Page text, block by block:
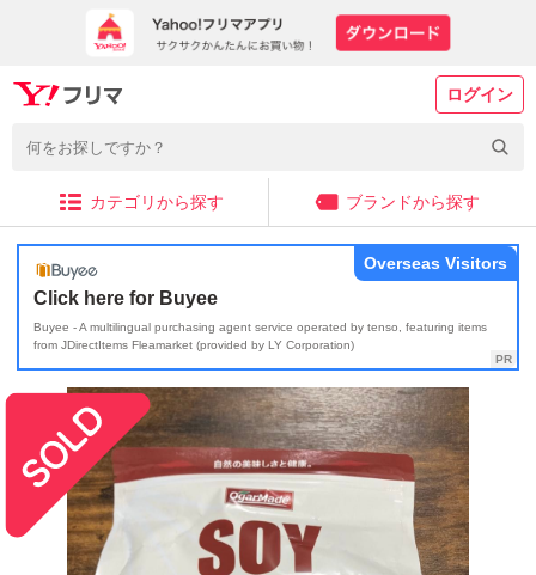
ログイン
カテゴリから探す ブランドから探す
Click here for Buyee
Buyee - A multilingual purchasing agent service operated by tenso, featuring items
from JDirectItems Fleamarket (provided by LY Corporation)
Overseas Visitors